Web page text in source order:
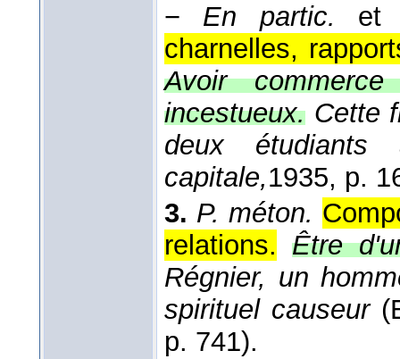
− En partic. et
charnelles,
Avoir
incestueux. Cette
deux
capitale,1935, p.
3. P. méton.
relations. Être
Régnier, un
spirituel causeur(
p. 741).